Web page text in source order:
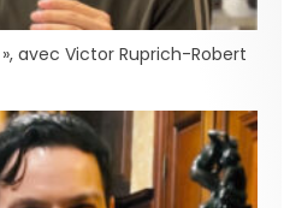
avec Victor Ruprich-Robert